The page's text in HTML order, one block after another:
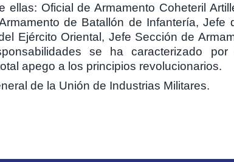
Oficial de Armamento Coheteril
de Batallón de Infantería, Jefe
Ejército Oriental, Jefe Sección de
se ha caracterizado por
apego a los principios revolucionarios.
de la Unión de Industrias Militares.